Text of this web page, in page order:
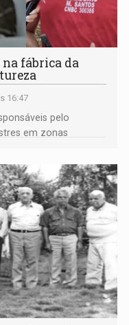
na fábrica da
16:47
pelo
em zonas